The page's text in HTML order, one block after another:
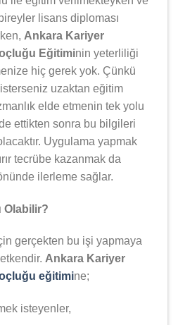
lisans diploması
Ankara Kariyer
Eğitiminin yeterliliği
hiç gerek yok. Çünkü
uzaktan eğitim
elde etmenin tek yolu
ettikten sonra bu bilgileri
Uygulama yapmak
tecrübe kazanmak da
ilerleme sağlar.
Olabilir?
gerçekten bu işi yapmaya
Ankara Kariyer
eğitimine;
isteyenler,